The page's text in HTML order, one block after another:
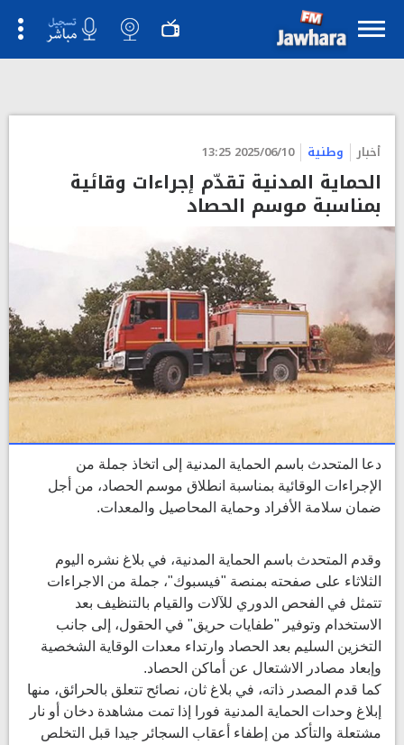
أخبار وطنية 2025/06/10 13:25
الحماية المدنية تقدّم إجراءات وقائية
بمناسبة موسم الحصاد
دعا المتحدث باسم الحماية المدنية إلى اتخاذ جملة من
الإجراءات الوقائية بمناسبة انطلاق موسم الحصاد، من أجل
ضمان سلامة الأفراد وحماية المحاصيل والمعدات.
وقدم المتحدث باسم الحماية المدنية، في بلاغ نشره اليوم
الثلاثاء على صفحته بمنصة "فيسبوك"، جملة من الاجراءات
تتمثل في الفحص الدوري للآلات والقيام بالتنظيف بعد
الاستخدام وتوفير "طفايات حريق" في الحقول، إلى جانب
التخزين السليم بعد الحصاد وارتداء معدات الوقاية الشخصية
وإبعاد مصادر الاشتعال عن أماكن الحصاد.
كما قدم المصدر ذاته، في بلاغ ثان، نصائح تتعلق بالحرائق، منها
إبلاغ وحدات الحماية المدنية فورا إذا تمت مشاهدة دخان أو نار
مشتعلة والتأكد من إطفاء أعقاب السجائر جيدا قبل التخلص